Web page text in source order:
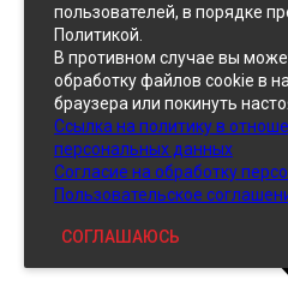
Кожзам
пользователей, в порядке
Политикой.
В противном случае вы
обработку файлов cookie в
браузера или покинуть
Ссылка на политику в
персональных данных
Согласие на обработку
Пользовательское
СОГЛАШАЮСЬ